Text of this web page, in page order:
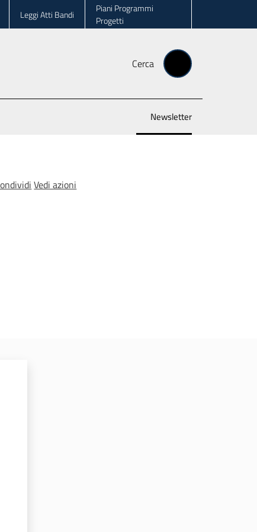
Leggi Atti Bandi
Piani Programmi
Progetti
Cerca
Newsletter
Menu selezionato
Vedi azioni